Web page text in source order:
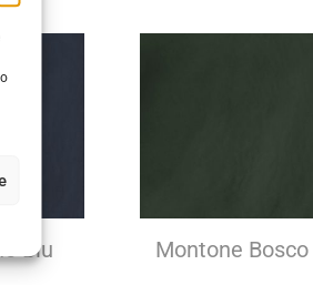
Blu Montone Bosco